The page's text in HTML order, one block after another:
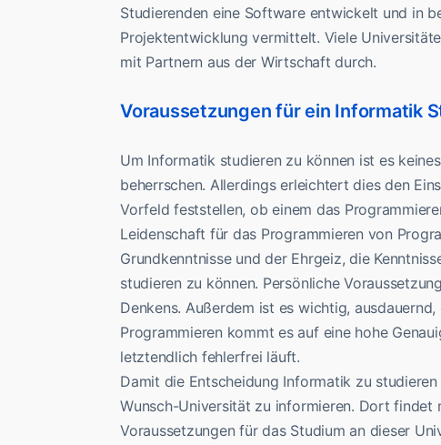
Studierenden eine Software entwickelt und in
Projektentwicklung vermittelt. Viele
mit Partnern aus der Wirtschaft durch.
Voraussetzungen für ein Informatik
Um Informatik studieren zu können ist es
beherrschen. Allerdings erleichtert dies den
Vorfeld feststellen, ob einem das
Leidenschaft für das Programmieren von
Grundkenntnisse und der Ehrgeiz, die
studieren zu können. Persönliche
Denkens. Außerdem ist es wichtig,
Programmieren kommt es auf eine hohe
letztendlich fehlerfrei läuft.
Damit die Entscheidung Informatik zu
Wunsch-Universität zu informieren. Dort findet
Voraussetzungen für das Studium an dieser